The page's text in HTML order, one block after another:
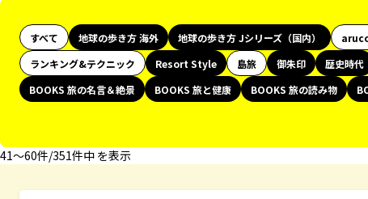
すべて 地球の歩き方 海外 地球の歩き方 Jシリーズ（国内）
ランキング&テクニック
Resort Style 島旅 御朱印 歴史時代
BOOKS 旅の名言＆絶景
BOOKS 旅と健康 BOOKS 旅の読み物
41〜60件/351件中 を表示